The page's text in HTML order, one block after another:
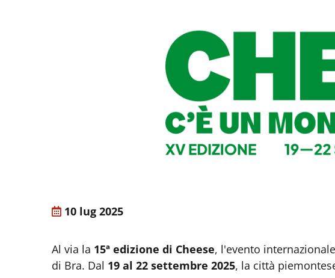
10 lug 2025
Al via la 15ª edizione di Cheese, l'evento
di Bra. Dal 19 al 22 settembre 2025, la città